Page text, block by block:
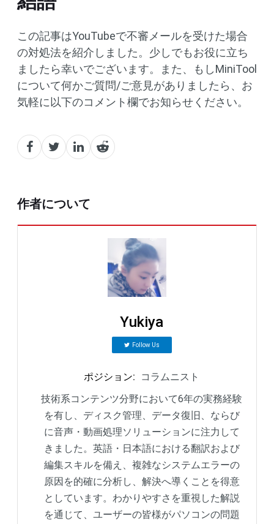
この記事はYouTubeで不審メールを受けた場合
の対処法を紹介しました。少しでもお役に立ち
ましたら幸いでございます。また、もしMiniTool
について何かご質問/ご意見がありましたら、お
気軽に以下のコメント欄でお知らせください。
作者について
Yukiya
Follow Us
ポジション:
コラムニスト
技術系コンテンツ分野において6年の実務経験
を有し、ディスク管理、データ復旧、ならび
に音声・動画処理ソリューションに注力して
きました。英語・日本語における翻訳および
編集スキルを備え、複雑なシステムエラーの
原因を的確に分析し、解決へ導くことを得意
としています。わかりやすさを重視した解説
を通じて、ユーザーの皆様がパソコンの問題